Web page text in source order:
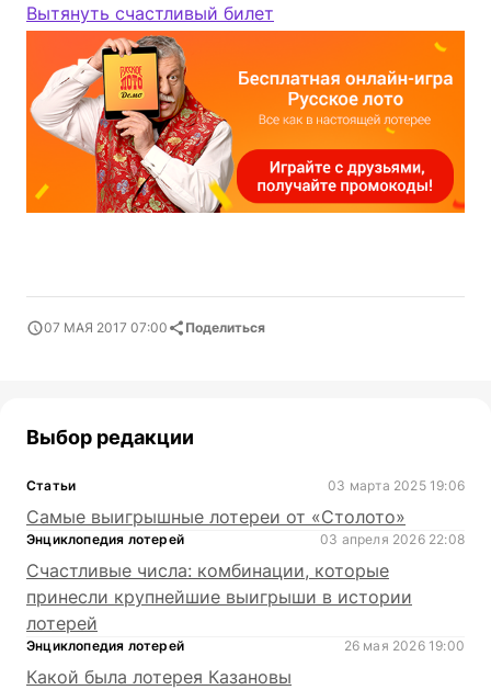
Вытянуть счастливый билет
07 МАЯ 2017 07:00 Поделиться
Выбор редакции
Статьи 03 марта 2025 19:06
Самые выигрышные лотереи от «Столото»
Энциклопедия лотерей 03 апреля 2026 22:08
Счастливые числа: комбинации, которые
принесли крупнейшие выигрыши в истории
лотерей
Энциклопедия лотерей 26 мая 2026 19:00
Какой была лотерея Казановы